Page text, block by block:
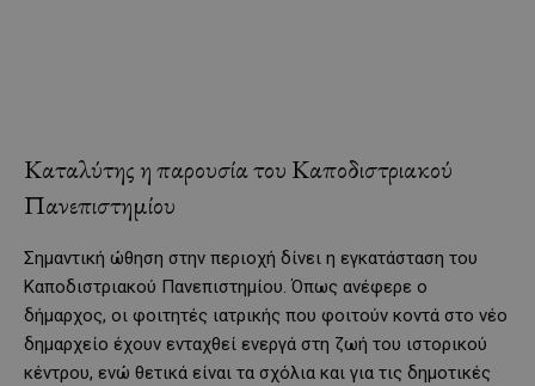
Καταλύτης η παρουσία του Καποδιστριακού
Πανεπιστημίου
Σημαντική ώθηση στην περιοχή δίνει η εγκατάσταση του
Καποδιστριακού Πανεπιστημίου. Όπως ανέφερε ο
δήμαρχος, οι φοιτητές ιατρικής που φοιτούν κοντά στο νέο
δημαρχείο έχουν ενταχθεί ενεργά στη ζωή του ιστορικού
κέντρου, ενώ θετικά είναι τα σχόλια και για τις δημοτικές